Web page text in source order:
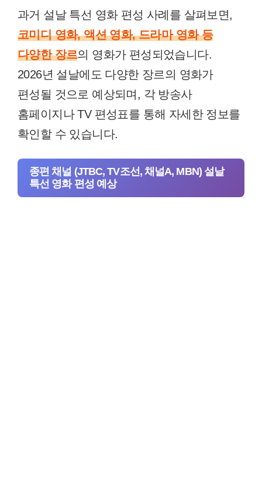
과거 설날 특선 영화 편성 사례를 살펴보면,
코미디 영화, 액션 영화, 드라마 영화 등
다양한 장르의 영화가 편성되었습니다.
2026년 설날에도 다양한 장르의 영화가
편성될 것으로 예상되며, 각 방송사
홈페이지나 TV 편성표를 통해 자세한 정보를
확인할 수 있습니다.
종편 채널 (JTBC, TV조선, 채널A, MBN) 설날
특선 영화 편성 예상